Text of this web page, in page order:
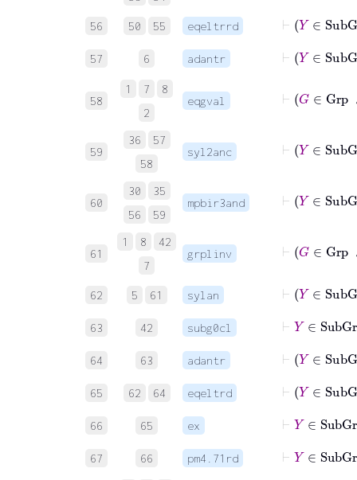
56 50 55 eqeltrrd
⊢ Y
57 6 adantr
⊢ Y
58
1 7
8
2
eqgval
59
36
57
58
syl2anc
60
30
35
56
59
mpbir3and
⊢Y ∈
61
1 8
42
7
grplinv
⊢
62 5 61 sylan
⊢ Y
63 42 subg0cl
⊢ Y∈
64 63 adantr
⊢Y ∈
65 62 64 eqeltrd
⊢ Y
66 65 ex
⊢
67 66 pm4.71rd